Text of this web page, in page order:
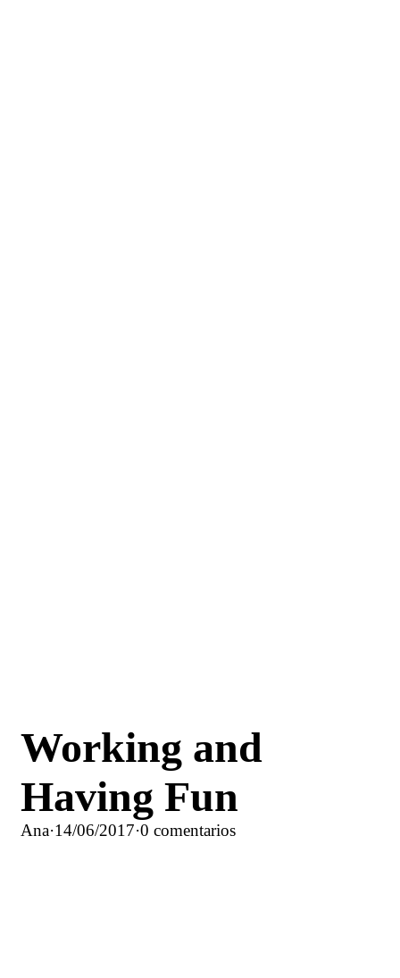
Working and
Having Fun
Ana·14/06/2017·0 comentarios